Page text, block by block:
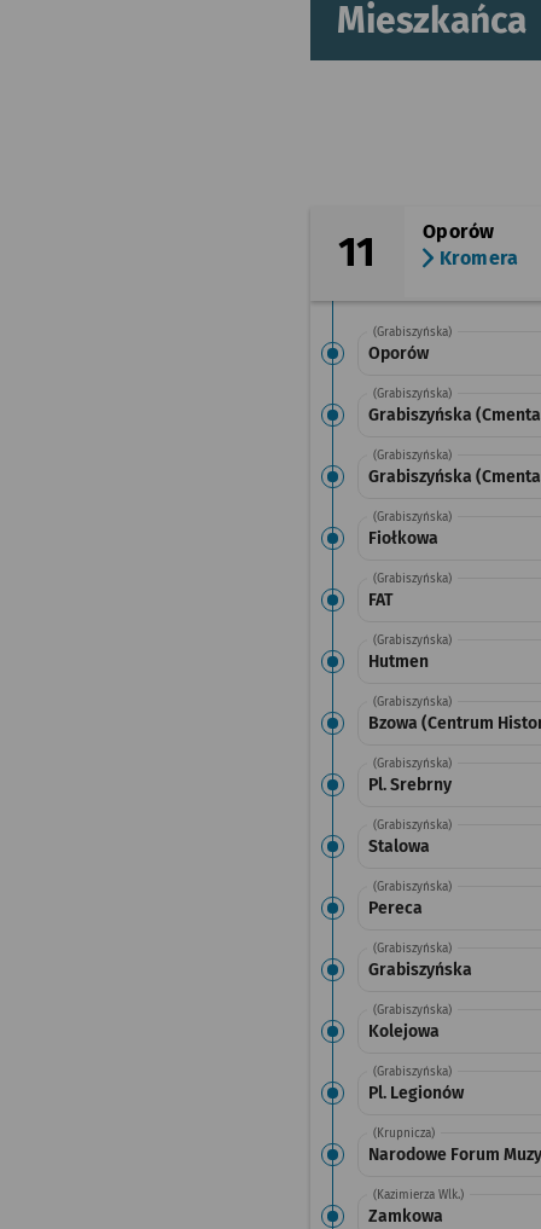
Mieszkańca
11
Oporów
Kromera
(Grabiszyńska)
Oporów
(Grabiszyńska)
Grabiszyńska
(Grabiszyńska)
Grabiszyńska
(Grabiszyńska)
Fiołkowa
(Grabiszyńska)
FAT
(Grabiszyńska)
Hutmen
(Grabiszyńska)
Bzowa (Centrum
(Grabiszyńska)
Pl. Srebrny
(Grabiszyńska)
Stalowa
(Grabiszyńska)
Pereca
(Grabiszyńska)
Grabiszyńska
(Grabiszyńska)
Kolejowa
(Grabiszyńska)
Pl. Legionów
(Krupnicza)
Narodowe Forum
(Kazimierza Wlk.)
Zamkowa